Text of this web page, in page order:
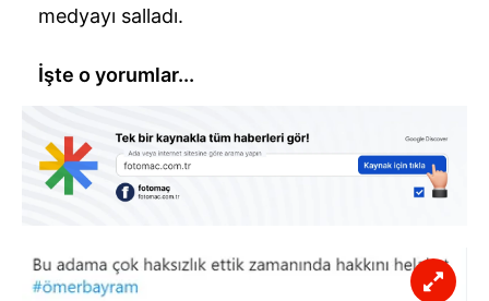
medyayı salladı.
İşte o yorumlar...